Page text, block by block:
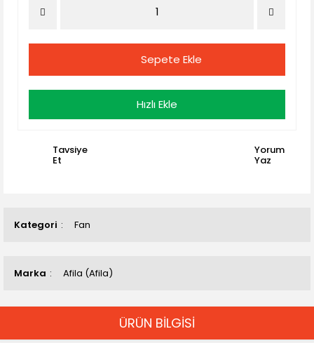
Kategori Fan
Marka Afila (Afila)
Sepete Ekle
Hızlı Ekle
Tavsiye
Et
Yorum
Yaz
ÜRÜN BİLGİSİ